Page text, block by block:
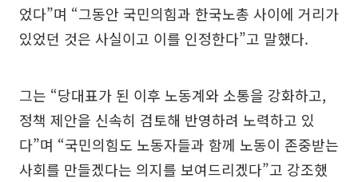
었다”며 “그동안 국민의힘과 한국노총 사이에 거리가
있었던 것은 사실이고 이를 인정한다”고 말했다.
그는 “당대표가 된 이후 노동계와 소통을 강화하고,
정책 제안을 신속히 검토해 반영하려 노력하고 있
다”며 “국민의힘도 노동자들과 함께 노동이 존중받는
사회를 만들겠다는 의지를 보여드리겠다”고 강조했